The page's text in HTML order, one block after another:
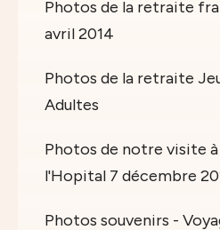
Photos de la retraite
avril 2014
Photos de la retraite
Adultes
Photos de notre visite à
l'Hopital 7 décembre
Photos souvenirs -